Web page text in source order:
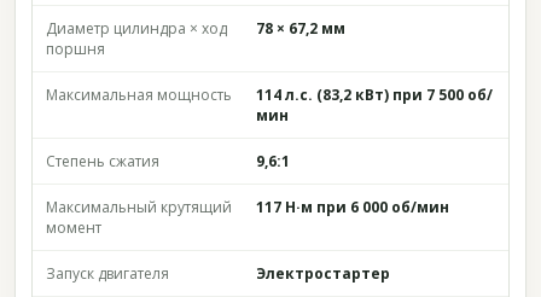
Диаметр цилиндра × ход
поршня
78 × 67,2 мм
Максимальная мощность
114 л.с. (83,2 кВт) при 7 500 об/
мин
Степень сжатия 9,6:1
Максимальный крутящий
момент
117 Н·м при 6 000 об/мин
Запуск двигателя Электростартер